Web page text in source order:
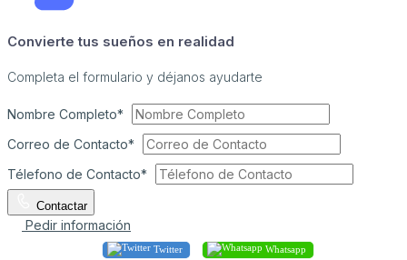
Convierte tus sueños en realidad
Completa el formulario y déjanos ayudarte
Nombre Completo*
Correo de Contacto*
Télefono de Contacto*
Contactar
Pedir información
Twitter Whatsapp